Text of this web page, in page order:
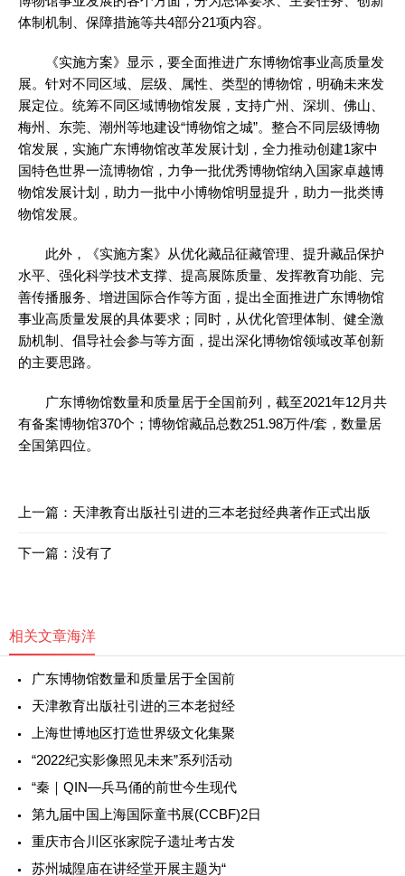
体制机制、保障措施等共4部分21项内容。
《实施方案》显示，要全面推进广东博物馆事业高质量发
展。针对不同区域、层级、属性、类型的博物馆，明确未来发
展定位。统筹不同区域博物馆发展，支持广州、深圳、佛山、
梅州、东莞、潮州等地建设“博物馆之城”。整合不同层级博物
馆发展，实施广东博物馆改革发展计划，全力推动创建1家中
国特色世界一流博物馆，力争一批优秀博物馆纳入国家卓越博
物馆发展计划，助力一批中小博物馆明显提升，助力一批类博
物馆发展。
此外，《实施方案》从优化藏品征藏管理、提升藏品保护
水平、强化科学技术支撑、提高展陈质量、发挥教育功能、完
善传播服务、增进国际合作等方面，提出全面推进广东博物馆
事业高质量发展的具体要求；同时，从优化管理体制、健全激
励机制、倡导社会参与等方面，提出深化博物馆领域改革创新
的主要思路。
广东博物馆数量和质量居于全国前列，截至2021年12月共
有备案博物馆370个；博物馆藏品总数251.98万件/套，数量居
全国第四位。
上一篇： 天津教育出版社引进的三本老挝经典著作正式出版
下一篇：没有了
相关文章海洋
广东博物馆数量和质量居于全国前
天津教育出版社引进的三本老挝经
上海世博地区打造世界级文化集聚
“2022纪实影像照见未来”系列活动
“秦｜QIN—兵马俑的前世今生现代
第九届中国上海国际童书展(CCBF)2日
重庆市合川区张家院子遗址考古发
苏州城隍庙在讲经堂开展主题为“